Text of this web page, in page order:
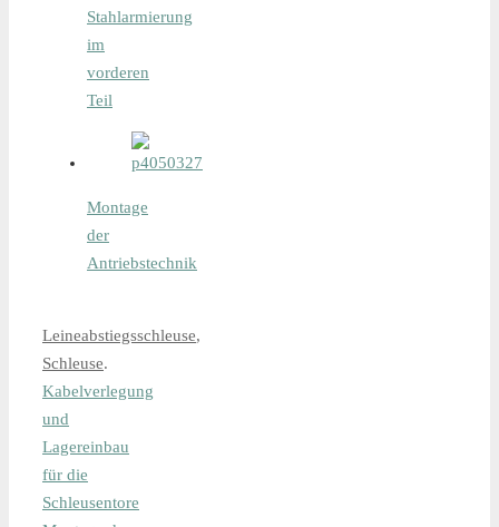
Montage
der
Antriebstechnik
Lieferung
und
Einbau
Stahlarmierung
im
vorderen
Teil
Montage
der
Antriebstechnik
Leineabstiegsschleuse,
Schleuse.
Kabelverlegung
und
Lagereinbau
für die
Schleusentore